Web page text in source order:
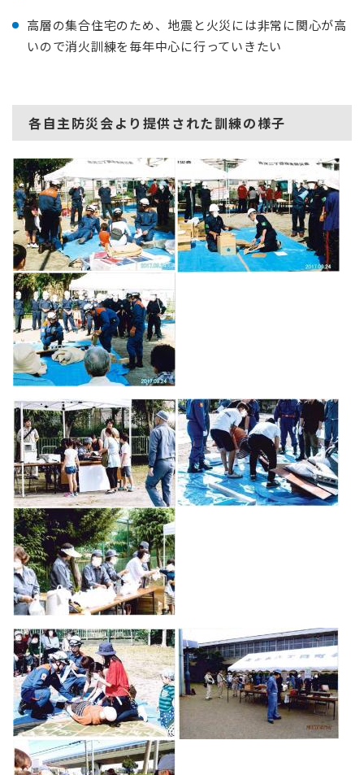
高層の集合住宅のため、地震と火災には非常に関心が高
いので消火訓練を毎年中心に行っていきたい
各自主防災会より提供された訓練の様子